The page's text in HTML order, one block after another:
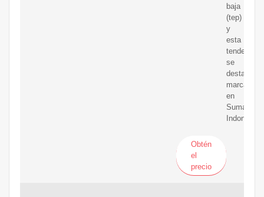
baja
(tep)
y
esta
tendencia
se
destaca
en
Sumatra,
Indonesia.
Obtén
el
precio